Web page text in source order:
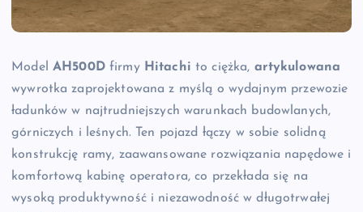
Model AH500Dfirmy Hitachi to ciężka, artykulowana
wywrotka zaprojektowana z myślą o wydajnym przewozie
ładunków w najtrudniejszych warunkach budowlanych,
górniczych i leśnych. Ten pojazd łączy w sobie solidną
konstrukcję ramy, zaawansowane rozwiązania napędowe i
komfortową kabinę operatora, co przekłada się na
wysoką produktywność i niezawodność w długotrwałej